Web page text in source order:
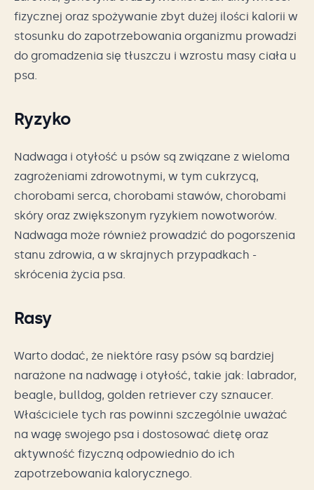
fizycznej oraz spożywanie zbyt dużej ilości kalorii w
stosunku do zapotrzebowania organizmu prowadzi
do gromadzenia się tłuszczu i wzrostu masy ciała u
psa.
Ryzyko
Nadwaga i otyłość u psów są związane z wieloma
zagrożeniami zdrowotnymi, w tym cukrzycą,
chorobami serca, chorobami stawów, chorobami
skóry oraz zwiększonym ryzykiem nowotworów.
Nadwaga może również prowadzić do pogorszenia
stanu zdrowia, a w skrajnych przypadkach -
skrócenia życia psa.
Rasy
Warto dodać, że niektóre rasy psów są bardziej
narażone na nadwagę i otyłość, takie jak: labrador,
beagle, bulldog, golden retriever czy sznaucer.
Właściciele tych ras powinni szczególnie uważać
na wagę swojego psa i dostosować dietę oraz
aktywność fizyczną odpowiednio do ich
zapotrzebowania kalorycznego.